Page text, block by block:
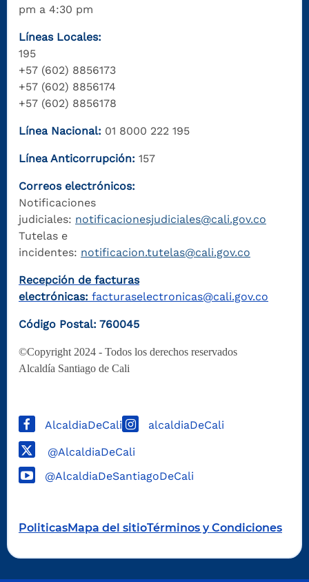
pm a 4:30 pm
Líneas Locales:
195
+57 (602) 8856173
+57 (602) 8856174
+57 (602) 8856178
Línea Nacional: 01 8000 222 195
Línea Anticorrupción: 157
Correos electrónicos:
Notificaciones
judiciales: notificacionesjudiciales@cali.gov.co
Tutelas e
incidentes: notificacion.tutelas@cali.gov.co
Recepción de facturas
electrónicas: facturaselectronicas@cali.gov.co
Código Postal: 760045
©Copyright 2024 - Todos los derechos reservados
Alcaldía Santiago de Cali
AlcaldiaDeCali alcaldiaDeCali
@AlcaldiaDeCali
@AlcaldiaDeSantiagoDeCali
PoliticasMapa del sitioTérminos y Condiciones